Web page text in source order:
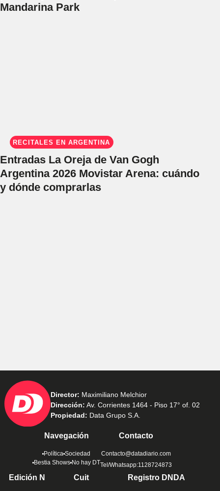
Mandarina Park
RECITALES EN ARGENTINA
Entradas La Oreja de Van Gogh
Argentina 2026 Movistar Arena: cuándo
y dónde comprarlas
Director: Maximiliano Melchior
Dirección: Av. Corrientes 1464 - Piso 17° of. 02
Propiedad: Data Grupo S.A.
Navegación
Política Sociedad
Bestia Shows No hay DT
Contacto
Contacto@datadiario.com
Tel/Whatsapp:1128724873
Edición N Cuit Registro DNDA